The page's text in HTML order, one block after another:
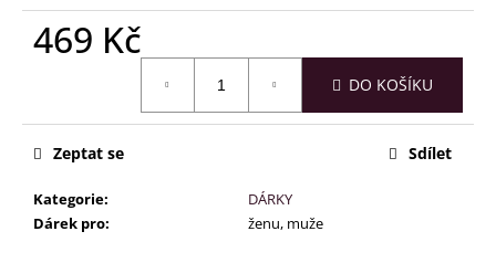
469 Kč
DO KOŠÍKU
Kategorie:
DÁRKY
Dárek pro: ženu, muže
Zeptat se Sdílet
r
j
m